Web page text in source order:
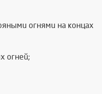
огнями на концах
огней;